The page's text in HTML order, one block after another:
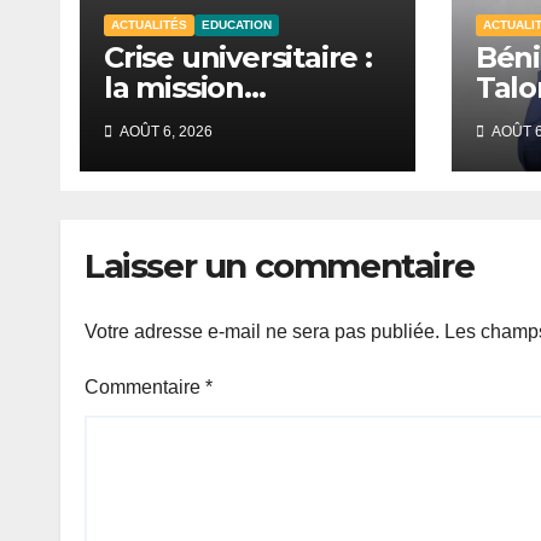
ACTUALITÉS EDUCATION
Crise universitaire :
la mission
d’information
auditionne le
ministre Boubacar
AOÛT 6, 2026
du
de
AOÛT
Laisser un commentaire
Votre adresse e-mail ne sera pas publiée. Les
Commentaire *